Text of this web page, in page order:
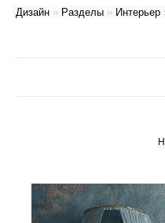
Дизайн » Разделы » Интерьер